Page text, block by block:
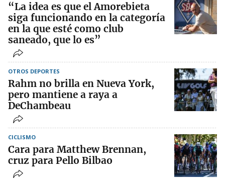
“La idea es que el Amorebieta
siga funcionando en la categoría
en la que esté como club
saneado, que lo es”
OTROS DEPORTES
Rahm no brilla en Nueva York,
pero mantiene a raya a
DeChambeau
CICLISMO
Cara para Matthew Brennan,
cruz para Pello Bilbao